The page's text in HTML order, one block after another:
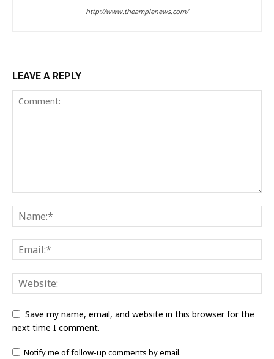
http://www.theamplenews.com/
LEAVE A REPLY
Save my name, email, and website in this browser for the
next time I comment.
Notify me of follow-up comments by email.